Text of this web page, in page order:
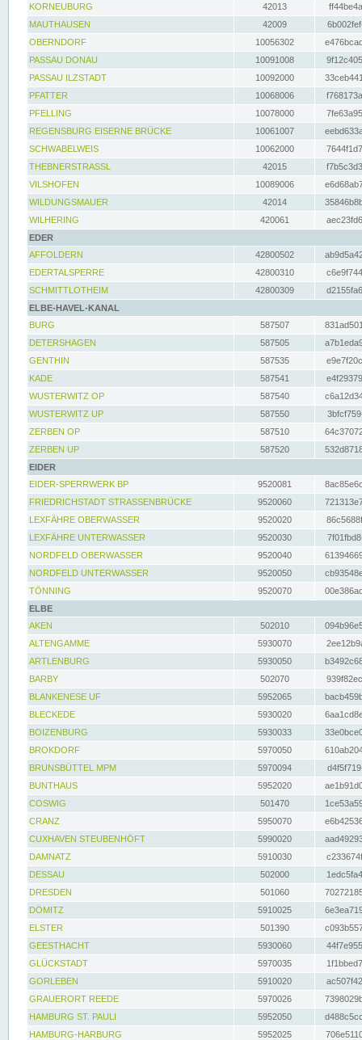
KORNEUBURG
42013
MAUTHAUSEN
42009
OBERNDORF
10056302
PASSAU DONAU
10091008
PASSAU ILZSTADT
10092000
PFATTER
10068006
PFELLING
10078000
REGENSBURG EISERNE BRÜCKE
10061007
SCHWABELWEIS
10062000
THEBNERSTRASSL
42015
VILSHOFEN
10089006
WILDUNGSMAUER
42014
WILHERING
420061
EDER
AFFOLDERN
42800502
EDERTALSPERRE
42800310
SCHMITTLOTHEIM
42800309
ELBE-HAVEL-KANAL
BURG
587507
DETERSHAGEN
587505
GENTHIN
587535
KADE
587541
WUSTERWITZ OP
587540
WUSTERWITZ UP
587550
ZERBEN OP
587510
ZERBEN UP
587520
EIDER
EIDER-SPERRWERK BP
9520081
FRIEDRICHSTADT STRASSENBRÜCKE
9520060
LEXFÄHRE OBERWASSER
9520020
LEXFÄHRE UNTERWASSER
9520030
NORDFELD OBERWASSER
9520040
NORDFELD UNTERWASSER
9520050
TÖNNING
9520070
ELBE
AKEN
502010
ALTENGAMME
5930070
ARTLENBURG
5930050
BARBY
502070
BLANKENESE UF
5952065
BLECKEDE
5930020
BOIZENBURG
5930033
BROKDORF
5970050
BRUNSBÜTTEL MPM
5970094
BUNTHAUS
5952020
COSWIG
501470
CRANZ
5950070
CUXHAVEN STEUBENHÖFT
5990020
DAMNATZ
5910030
DESSAU
502000
DRESDEN
501060
DÖMITZ
5910025
ELSTER
501390
GEESTHACHT
5930060
GLÜCKSTADT
5970035
GORLEBEN
5910020
GRAUERORT REEDE
5970026
HAMBURG ST. PAULI
5952050
HAMBURG-HARBURG
5952025